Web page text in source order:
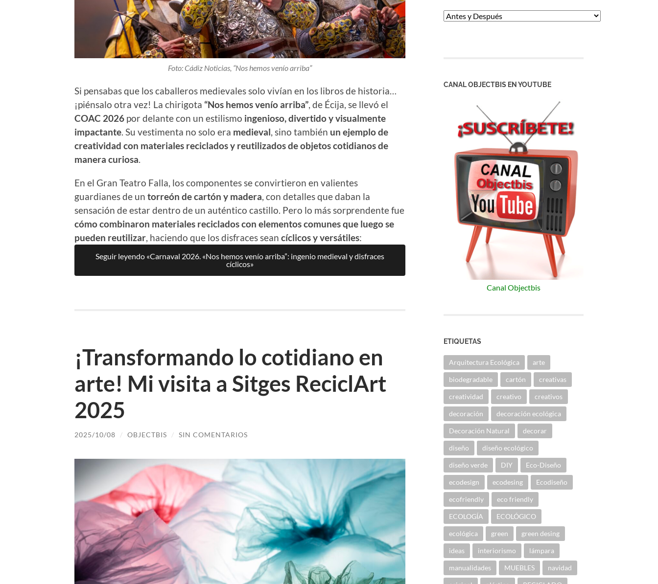
Foto: Cádiz Noticias, “Nos hemos venío arriba”
Si pensabas que los caballeros medievales solo vivían en los libros de historia…
¡piénsalo otra vez! La chirigota “Nos hemos venío arriba”, de Écija, se llevó el
COAC 2026 por delante con un estilismo ingenioso, divertido y visualmente
impactante. Su vestimenta no solo era medieval, sino también un ejemplo de
creatividad con materiales reciclados y reutilizados de objetos cotidianos de
manera curiosa.
En el Gran Teatro Falla, los componentes se convirtieron en valientes
guardianes de un torreón de cartón y madera, con detalles que daban la
sensación de estar dentro de un auténtico castillo. Pero lo más sorprendente fue
cómo combinaron materiales reciclados con elementos comunes que luego se
pueden reutilizar, haciendo que los disfraces sean cíclicos y versátiles:
Seguir leyendo «Carnaval 2026. «Nos hemos venío arriba”: ingenio medieval y disfraces
cíclicos»
¡Transformando lo cotidiano en
arte! Mi visita a Sitges ReciclArt
2025
2025/10/08 / OBJECTBIS / SIN COMENTARIOS
Categorías
CANAL OBJECTBIS EN YOUTUBE
Canal Objectbis
ETIQUETAS
Arquitectura Ecológica arte
biodegradable cartón creativas
creatividad creativo creativos
decoración decoración ecológica
Decoración Natural decorar
diseño diseño ecológico
diseño verde DIY Eco-Diseño
ecodesign ecodesing Ecodiseño
ecofriendly eco friendly
ECOLOGÍA ECOLÓGICO
ecológica green green desing
ideas interiorismo lámpara
manualidades MUEBLES navidad